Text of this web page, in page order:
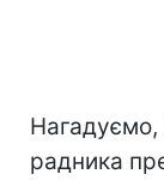
Нагадуємо,
радника